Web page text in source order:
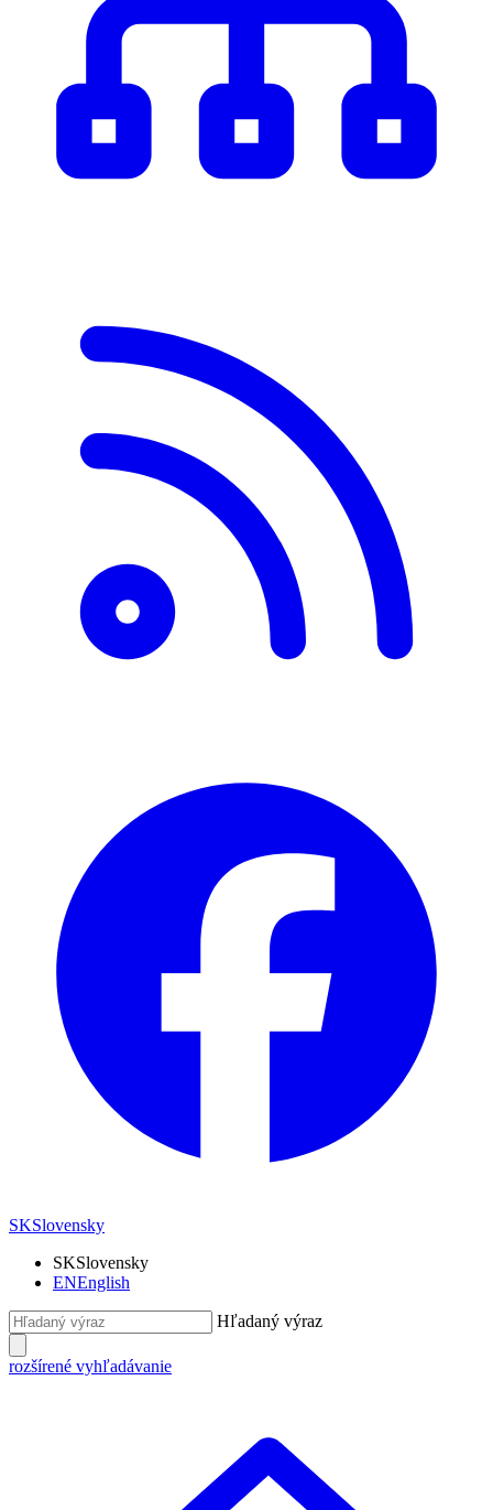
SKSlovensky
SKSlovensky
ENEnglish
Hľadaný výraz
rozšírené vyhľadávanie